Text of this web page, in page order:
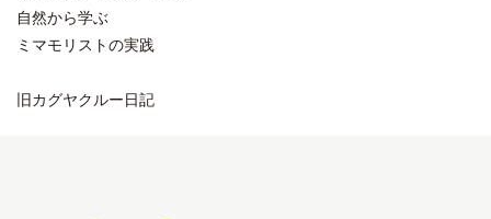
自然から学ぶ
ミマモリストの実践
旧カグヤクルー日記